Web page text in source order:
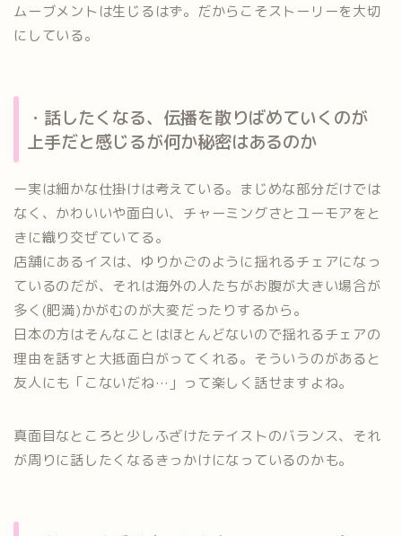
ムーブメントは生じるはず。だからこそストーリーを大切
にしている。
・話したくなる、伝播を散りばめていくのが
上手だと感じるが何か秘密はあるのか
ー実は細かな仕掛けは考えている。まじめな部分だけでは
なく、かわいいや面白い、チャーミングさとユーモアをと
きに織り交ぜていてる。
店舗にあるイスは、ゆりかごのように揺れるチェアになっ
ているのだが、それは海外の人たちがお腹が大きい場合が
多く(肥満)かがむのが大変だったりするから。
日本の方はそんなことはほとんどないので揺れるチェアの
理由を話すと大抵面白がってくれる。そういうのがあると
友人にも「こないだね…」って楽しく話せますよね。
真面目なところと少しふざけたテイストのバランス、それ
が周りに話したくなるきっかけになっているのかも。